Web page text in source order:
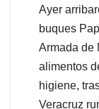
Ayer
buques
Armada de
alimentos
higiene,
Veracruz